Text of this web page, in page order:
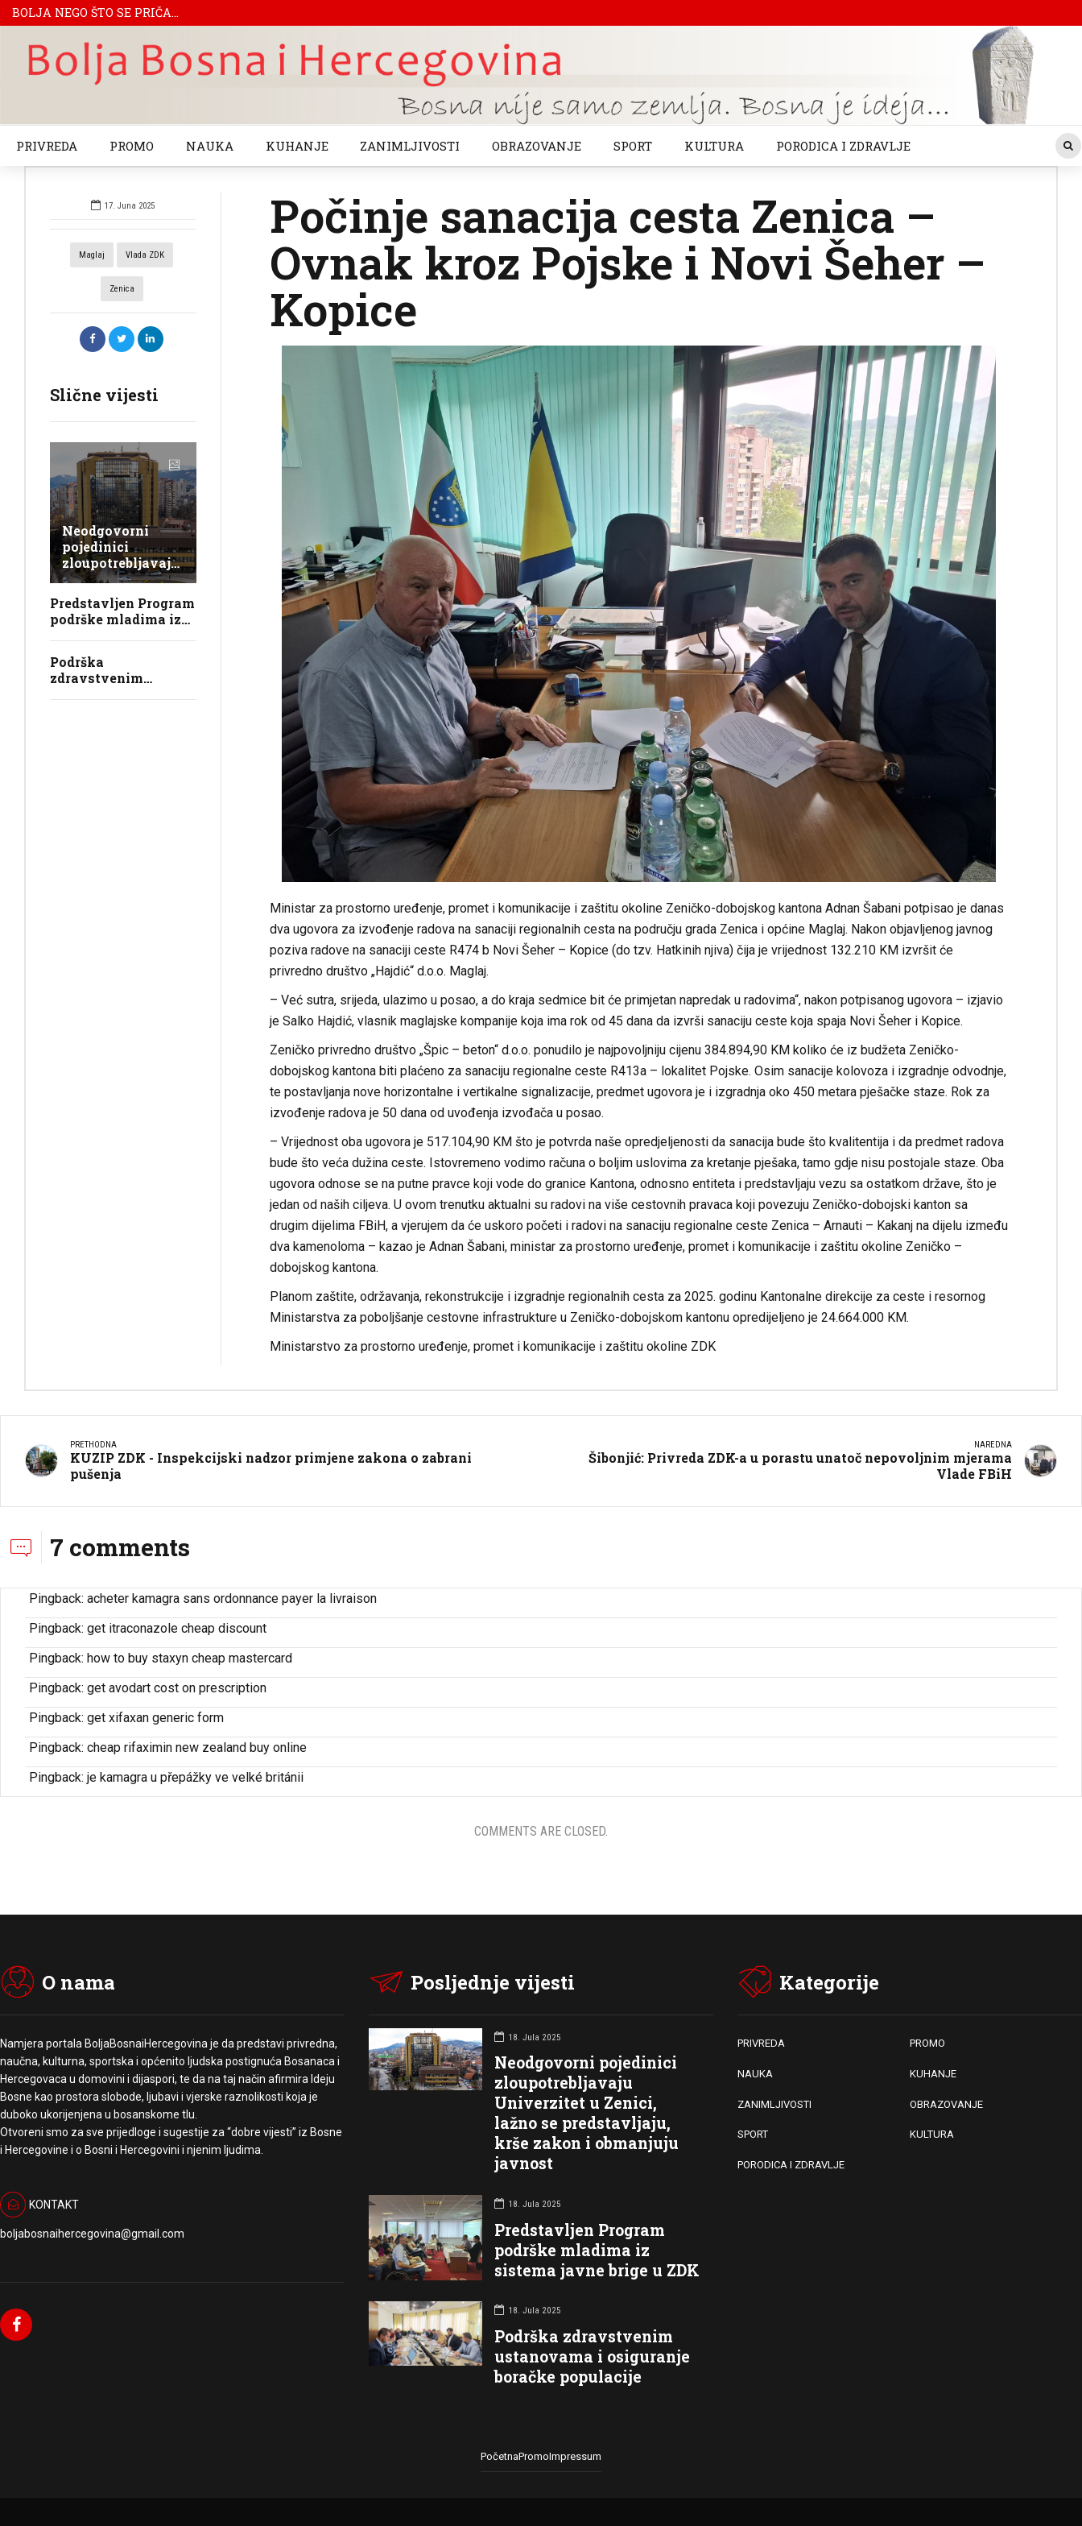
BOLJA NEGO ŠTO SE PRIČA...
PRIVREDA PROMO NAUKA KUHANJE ZANIMLJIVOSTI OBRAZOVANJE SPORT KULTURA PORODICA I ZDRAVLJE
17. Juna 2025
Maglaj Vlada ZDK
Zenica
Slične vijesti
Neodgovorni
pojedinici
zloupotrebljavaju
Univerzitet u
Zenici, lažno se
predstavljaju,
krše zakon i
obmanjuju
javnost
Predstavljen Program
podrške mladima iz
Podrška
zdravstvenim
Počinje sanacija cesta Zenica –
Ovnak kroz Pojske i Novi Šeher –
Kopice
Ministar za prostorno uređenje, promet i komunikacije i zaštitu okoline Zeničko-dobojskog kantona Adnan Šabani potpisao je danas
dva ugovora za izvođenje radova na sanaciji regionalnih cesta na području grada Zenica i općine Maglaj. Nakon objavljenog javnog
poziva radove na sanaciji ceste R474 b Novi Šeher – Kopice (do tzv. Hatkinih njiva) čija je vrijednost 132.210 KM izvršit će
privredno društvo „Hajdić“ d.o.o. Maglaj.
– Već sutra, srijeda, ulazimo u posao, a do kraja sedmice bit će primjetan napredak u radovima“, nakon potpisanog ugovora – izjavio
je Salko Hajdić, vlasnik maglajske kompanije koja ima rok od 45 dana da izvrši sanaciju ceste koja spaja Novi Šeher i Kopice.
Zeničko privredno društvo „Špic – beton“ d.o.o. ponudilo je najpovoljniju cijenu 384.894,90 KM koliko će iz budžeta Zeničko-
dobojskog kantona biti plaćeno za sanaciju regionalne ceste R413a – lokalitet Pojske. Osim sanacije kolovoza i izgradnje odvodnje,
te postavljanja nove horizontalne i vertikalne signalizacije, predmet ugovora je i izgradnja oko 450 metara pješačke staze. Rok za
izvođenje radova je 50 dana od uvođenja izvođača u posao.
– Vrijednost oba ugovora je 517.104,90 KM što je potvrda naše opredjeljenosti da sanacija bude što kvalitentija i da predmet radova
bude što veća dužina ceste. Istovremeno vodimo računa o boljim uslovima za kretanje pješaka, tamo gdje nisu postojale staze. Oba
ugovora odnose se na putne pravce koji vode do granice Kantona, odnosno entiteta i predstavljaju vezu sa ostatkom države, što je
jedan od naših ciljeva. U ovom trenutku aktualni su radovi na više cestovnih pravaca koji povezuju Zeničko-dobojski kanton sa
drugim dijelima FBiH, a vjerujem da će uskoro početi i radovi na sanaciju regionalne ceste Zenica – Arnauti – Kakanj na dijelu između
dva kamenoloma – kazao je Adnan Šabani, ministar za prostorno uređenje, promet i komunikacije i zaštitu okoline Zeničko –
dobojskog kantona.
Planom zaštite, održavanja, rekonstrukcije i izgradnje regionalnih cesta za 2025. godinu Kantonalne direkcije za ceste i resornog
Ministarstva za poboljšanje cestovne infrastrukture u Zeničko-dobojskom kantonu opredijeljeno je 24.664.000 KM.
Ministarstvo za prostorno uređenje, promet i komunikacije i zaštitu okoline ZDK
PRETHODNA
KUZIP ZDK - Inspekcijski nadzor primjene zakona o zabrani
pušenja
NAREDNA
Šibonjić: Privreda ZDK-a u porastu unatoč nepovoljnim mjerama
Vlade FBiH
7 comments
Pingback: acheter kamagra sans ordonnance payer la livraison
Pingback: get itraconazole cheap discount
Pingback: how to buy staxyn cheap mastercard
Pingback: get avodart cost on prescription
Pingback: get xifaxan generic form
Pingback: cheap rifaximin new zealand buy online
Pingback: je kamagra u přepážky ve velké británii
COMMENTS ARE CLOSED.
O nama
Namjera portala BoljaBosnaiHercegovina je da predstavi privredna,
naučna, kulturna, sportska i općenito ljudska postignuća Bosanaca i
Hercegovaca u domovini i dijaspori, te da na taj način afirmira Ideju
Bosne kao prostora slobode, ljubavi i vjerske raznolikosti koja je
duboko ukorijenjena u bosanskome tlu.
Otvoreni smo za sve prijedloge i sugestije za “dobre vijesti” iz Bosne
i Hercegovine i o Bosni i Hercegovini i njenim ljudima.
KONTAKT
boljabosnaihercegovina@gmail.com
Posljednje vijesti
18. Jula 2025
Neodgovorni pojedinici
zloupotrebljavaju
Univerzitet u Zenici,
lažno se predstavljaju,
krše zakon i obmanjuju
javnost
18. Jula 2025
Predstavljen Program
podrške mladima iz
sistema javne brige u ZDK
18. Jula 2025
Podrška zdravstvenim
ustanovama i osiguranje
boračke populacije
Kategorije
PRIVREDA PROMO
NAUKA KUHANJE
ZANIMLJIVOSTI OBRAZOVANJE
SPORT KULTURA
PORODICA I ZDRAVLJE
PočetnaPromoImpressum